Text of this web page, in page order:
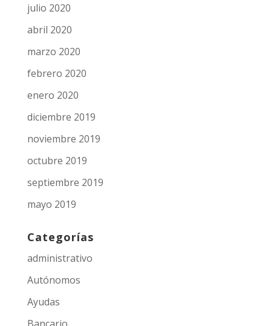
julio 2020
abril 2020
marzo 2020
febrero 2020
enero 2020
diciembre 2019
noviembre 2019
octubre 2019
septiembre 2019
mayo 2019
Categorías
administrativo
Autónomos
Ayudas
Bancario